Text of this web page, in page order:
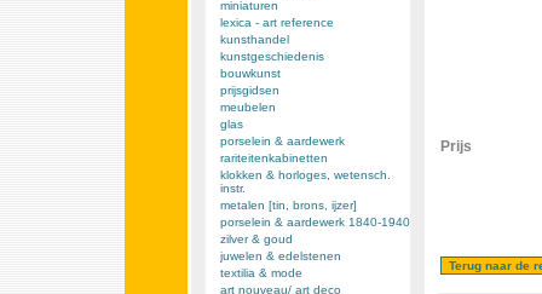
miniaturen
lexica - art reference
kunsthandel
kunstgeschiedenis
bouwkunst
prijsgidsen
meubelen
glas
porselein & aardewerk
rariteitenkabinetten
klokken & horloges, wetensch.
instr.
metalen [tin, brons, ijzer]
porselein & aardewerk 1840-1940
zilver & goud
juwelen & edelstenen
textilia & mode
art nouveau/ art deco
Prijs